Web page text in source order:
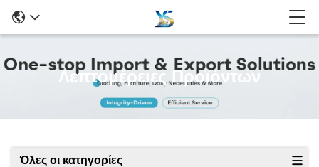
Λεπτομέρειες Προϊόντων
Όλες οι κατηγορίες